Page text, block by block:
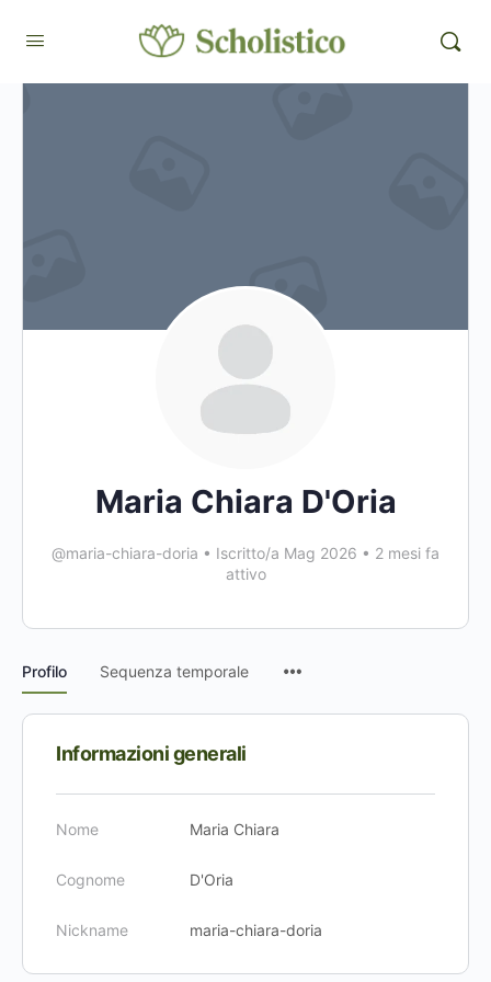
Maria Chiara D'Oria
@maria-chiara-doria • Iscritto/a Mag 2026 • 2 mesi fa
attivo
Profilo Sequenza temporale
menu
Informazioni generali
Nome Maria Chiara
Cognome D'Oria
Nickname maria-chiara-doria